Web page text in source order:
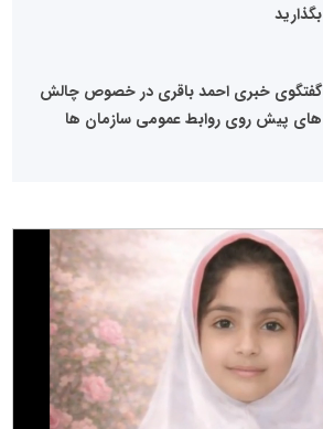
بگذارید
گفتگوی خبری احمد باقری در خصوص چالش
های پیش روی روابط عمومی سازمان ها